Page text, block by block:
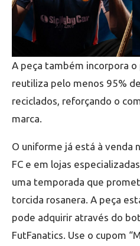
A peça também incorpora o
reutiliza pelo menos 95%
reciclados, reforçando o
marca.
O uniforme já está à venda
FC e em lojas
uma temporada que
torcida rosanera. A peça
pode adquirir através do
FutFanatics. Use o cupom